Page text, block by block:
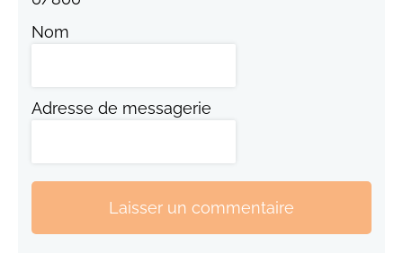
Nom
Adresse de messagerie
Laisser un commentaire